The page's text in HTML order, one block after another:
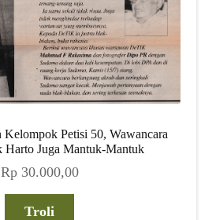
Kelompok Petisi 50, Wawancara
Harto Juga Mantuk-Mantuk
Rp30.000,00
Troli